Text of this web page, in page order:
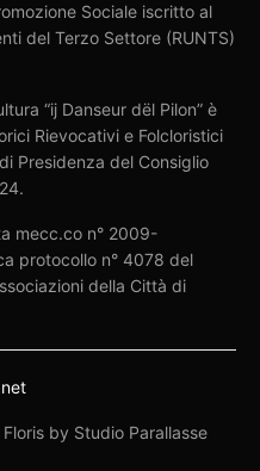
Sociale iscritto al
del Terzo Settore (RUNTS)
“ij Danseur dël Pilon” è
Rievocativi e Folcloristici
Presidenza del Consiglio
mecc.co n° 2009-
protocollo n° 4078 del
della Città di
by Studio Parallasse